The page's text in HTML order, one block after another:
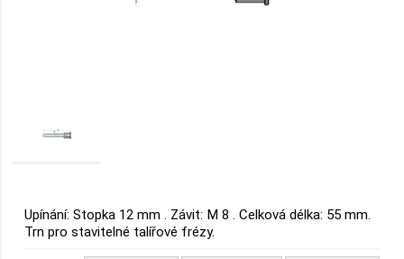
Upínání: Stopka 12 mm . Závit: M 8 . Celková délka: 55 mm.
Trn pro stavitelné talířové frézy.